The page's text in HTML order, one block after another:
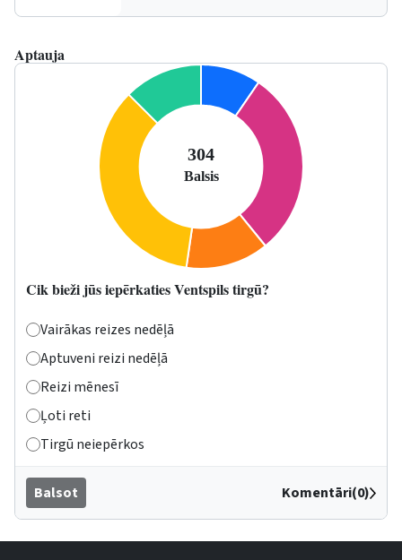
Aptauja
Cik bieži jūs iepērkaties Ventspils tirgū?
Vairākas reizes nedēļā
Aptuveni reizi nedēļā
Reizi mēnesī
Ļoti reti
Tirgū neiepērkos
Balsot Komentāri(0)